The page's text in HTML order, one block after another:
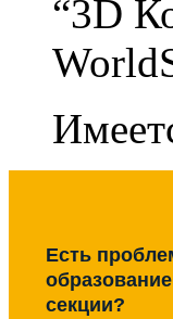
“3D
Есть
секции?